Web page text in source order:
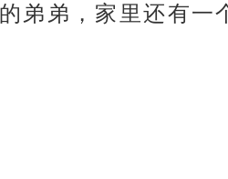
弟弟，家里还有一